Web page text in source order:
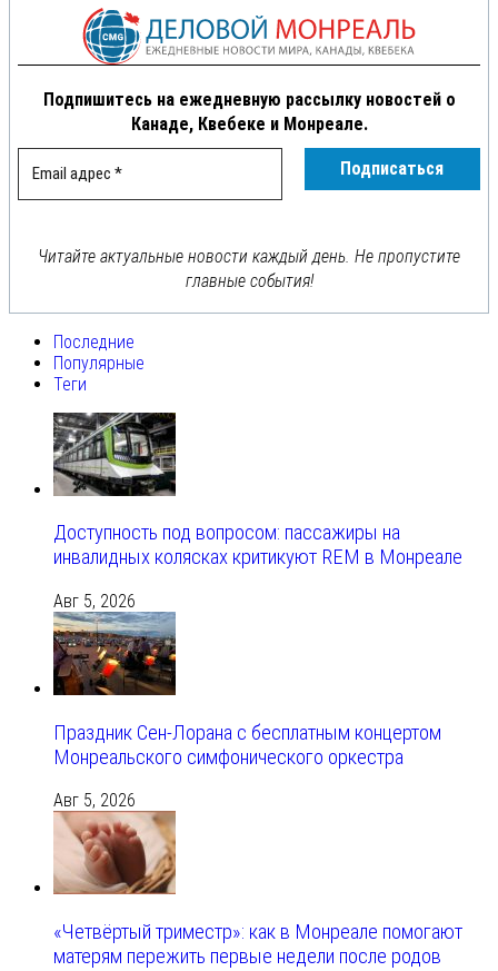
Подпишитесь на ежедневную рассылку новостей о
Канаде, Квебеке и Монреале.
Читайте актуальные новости каждый день. Не пропустите
главные события!
Последние
Популярные
Теги
Доступность под вопросом: пассажиры на
инвалидных колясках критикуют REM в Монреале
Авг 5, 2026
Праздник Сен-Лорана с бесплатным концертом
Монреальского симфонического оркестра
Авг 5, 2026
«Четвёртый триместр»: как в Монреале помогают
матерям пережить первые недели после родов